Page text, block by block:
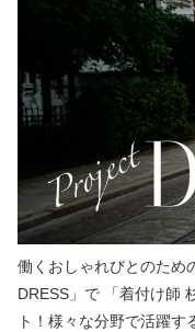
働くおしゃれびとのため
DRESS」で 「着付け師
ト！様々な分野で活躍